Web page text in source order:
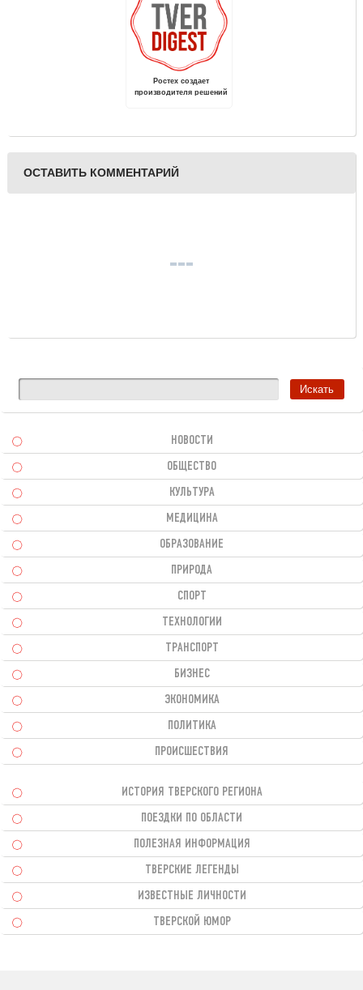
Ростех создает
производителя решений
ОСТАВИТЬ КОММЕНТАРИЙ
НОВОСТИ
ОБЩЕСТВО
КУЛЬТУРА
МЕДИЦИНА
ОБРАЗОВАНИЕ
ПРИРОДА
СПОРТ
ТЕХНОЛОГИИ
ТРАНСПОРТ
БИЗНЕС
ЭКОНОМИКА
ПОЛИТИКА
ПРОИСШЕСТВИЯ
ИСТОРИЯ ТВЕРСКОГО РЕГИОНА
ПОЕЗДКИ ПО ОБЛАСТИ
ПОЛЕЗНАЯ ИНФОРМАЦИЯ
ТВЕРСКИЕ ЛЕГЕНДЫ
ИЗВЕСТНЫЕ ЛИЧНОСТИ
ТВЕРСКОЙ ЮМОР